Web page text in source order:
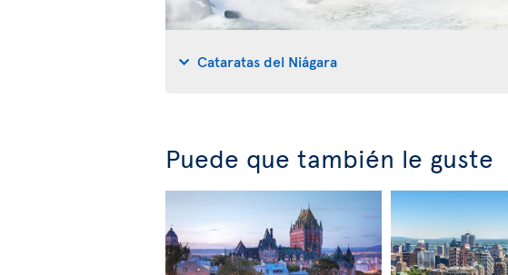
Cataratas del Niágara
Puede que también le guste